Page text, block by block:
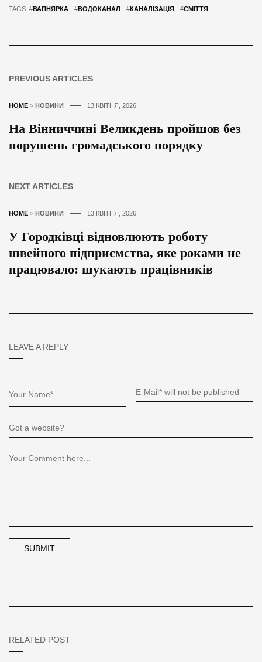
TAGS: #ВАПНЯРКА #ВОДОКАНАЛ #КАНАЛІЗАЦІЯ #СМІТТЯ
PREVIOUS ARTICLES
HOME > НОВИНИ 13 КВІТНЯ, 2026
На Вінниччині Великдень пройшов без
порушень громадського порядку
NEXT ARTICLES
HOME > НОВИНИ 13 КВІТНЯ, 2026
У Городківці відновлюють роботу
швейного підприємства, яке роками не
працювало: шукають працівників
LEAVE A REPLY
RELATED POST